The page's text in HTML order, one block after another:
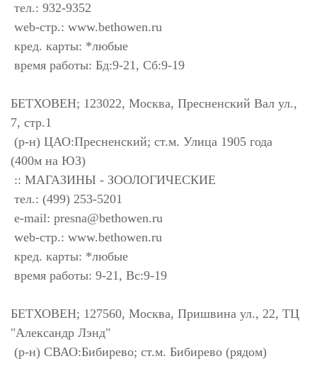
тел.: 932-9352
web-стр.: www.bethowen.ru
кред. карты: *любые
время работы: Бд:9-21, Сб:9-19
БЕТХОВЕН; 123022, Москва, Пресненский Вал ул.,
7, стр.1
(р-н) ЦАО:Пресненский; ст.м. Улица 1905 года
(400м на ЮЗ)
:: МАГАЗИНЫ - ЗООЛОГИЧЕСКИЕ
тел.: (499) 253-5201
e-mail: presna@bethowen.ru
web-стр.: www.bethowen.ru
кред. карты: *любые
время работы: 9-21, Вс:9-19
БЕТХОВЕН; 127560, Москва, Пришвина ул., 22, ТЦ
"Александр Лэнд"
(р-н) СВАО:Бибирево; ст.м. Бибирево (рядом)